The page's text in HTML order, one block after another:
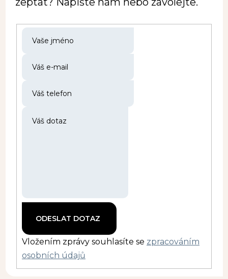
Vložením zprávy souhlasíte se zpracováním
osobních údajů